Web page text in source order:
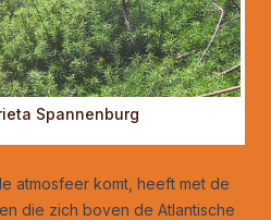
Spannenburg
atmosfeer komt, heeft met de
die zich boven de Atlantische